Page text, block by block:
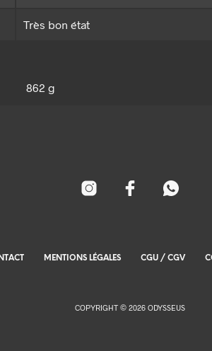
Très bon état
862 g
MENTIONS LÉGALES CGU / CGV
COPYRIGHT © 2026 ODYSSEUS